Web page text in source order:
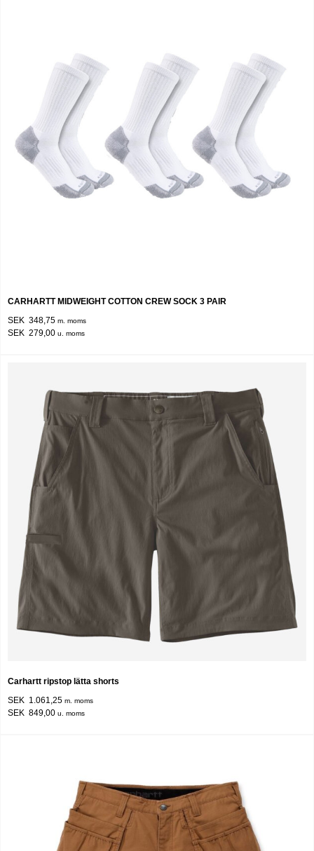
CARHARTT MIDWEIGHT COTTON CREW SOCK 3 PAIR
SEK 348,75 m. moms
SEK 279,00 u. moms
Carhartt ripstop lätta shorts
SEK 1.061,25 m. moms
SEK 849,00 u. moms